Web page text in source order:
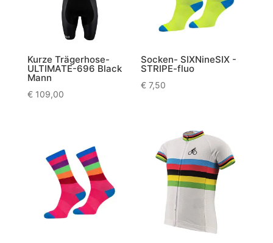
Kurze Trägerhose-
ULTIMATE-696 Black
Mann
€109,00
Socken- SIXNineSIX -
STRIPE-fluo
€ 7,50